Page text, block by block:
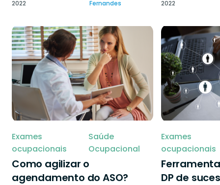
2022
Fernandes
2022
Exames
ocupacionais
Saúde
Ocupacional
Como agilizar o
agendamento do ASO?
Exames
ocupacionais
DP de